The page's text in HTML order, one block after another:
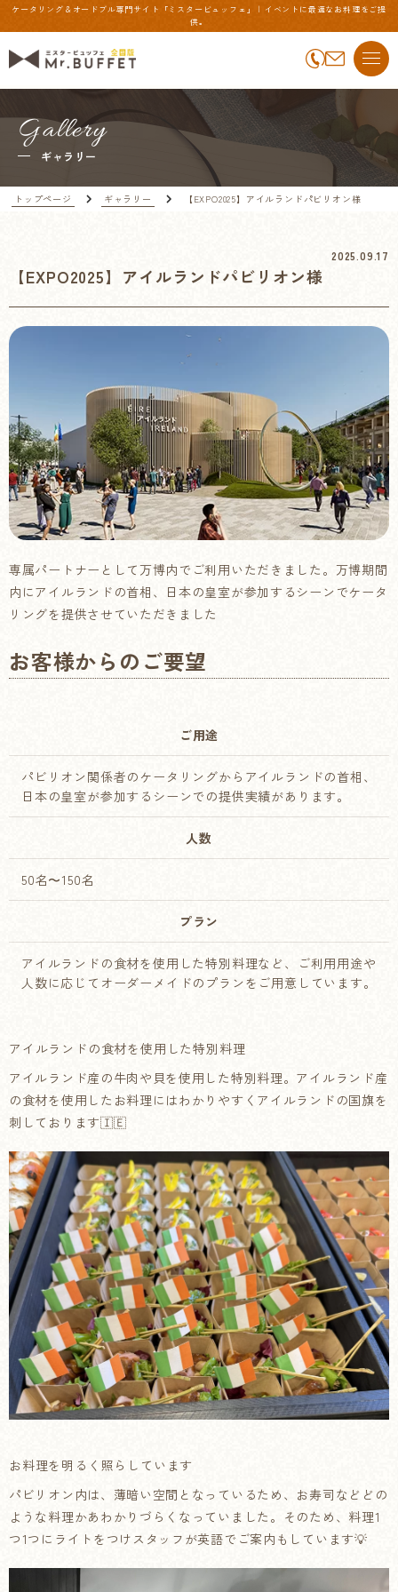
ケータリング＆オードブル専門サイト「ミスタービュッフェ」 | イベントに最適なお料理をご提
供。
Gallery
ギャラリー
トップページ ギャラリー 【EXPO2025】アイルランドパビリオン様
2025.09.17
【EXPO2025】アイルランドパビリオン様
専属パートナーとして万博内でご利用いただきました。万博期間
内にアイルランドの首相、日本の皇室が参加するシーンでケータ
リングを提供させていただきました
お客様からのご要望
ご用途
パビリオン関係者のケータリングからアイルランドの首相、
日本の皇室が参加するシーンでの提供実績があります。
人数
50名〜150名
プラン
アイルランドの食材を使用した特別料理など、ご利用用途や
人数に応じてオーダーメイドのプランをご用意しています。
アイルランドの食材を使用した特別料理
アイルランド産の牛肉や貝を使用した特別料理。アイルランド産
の食材を使用したお料理にはわかりやすくアイルランドの国旗を
刺しております🇮🇪
お料理を明るく照らしています
パビリオン内は、薄暗い空間となっているため、お寿司などどの
ような料理かあわかりづらくなっていました。そのため、料理1
つ1つにライトをつけスタッフが英語でご案内もしています💡